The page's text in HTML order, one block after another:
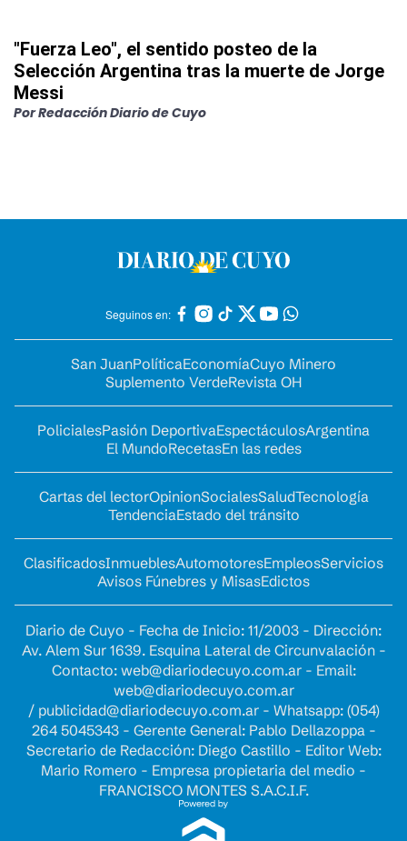
"Fuerza Leo", el sentido posteo de la
Selección Argentina tras la muerte de Jorge
Messi
PorRedacción Diario de Cuyo
Seguinos en:
San JuanPolíticaEconomíaCuyo Minero
Suplemento VerdeRevista OH
PolicialesPasión DeportivaEspectáculosArgentina
El MundoRecetasEn las redes
Cartas del lectorOpinionSocialesSaludTecnología
TendenciaEstado del tránsito
ClasificadosInmueblesAutomotoresEmpleosServicios
Avisos Fúnebres y MisasEdictos
Diario de Cuyo - Fecha de Inicio: 11/2003 - Dirección:
Av. Alem Sur 1639. Esquina Lateral de Circunvalación -
Contacto: web@diariodecuyo.com.ar- Email:
web@diariodecuyo.com.ar
/ publicidad@diariodecuyo.com.ar- Whatsapp: (054)
264 5045343 - Gerente General: Pablo Dellazoppa -
Secretario de Redacción: Diego Castillo - Editor Web:
Mario Romero - Empresa propietaria del medio -
FRANCISCO MONTES S.A.C.I.F.